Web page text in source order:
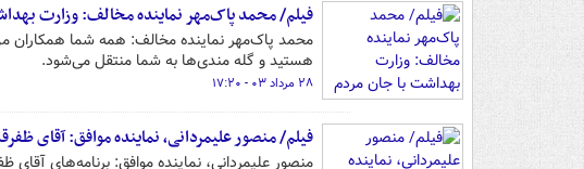
فیلم/ محمد پاک‌مهر نماینده مخالف: وزارت
محمد پاک‌مهر نماینده مخالف: همه شما همکاران
هستید و گله مندی‌ها به شما منتقل می‌شود.
۲۸ مرداد ۰۳ - ۱۷:۲۰
فیلم/ منصور علیمردانی، نماینده موافق: آقای
منصور علیمردانی، نماینده موافق: برنامه‌های